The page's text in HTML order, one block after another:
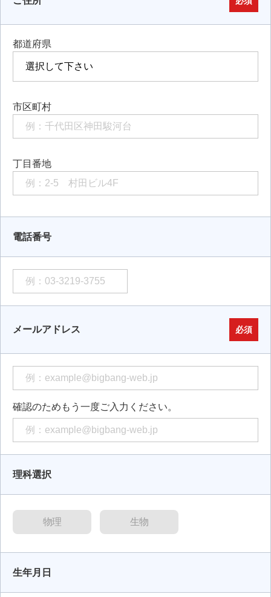
都道府県
市区町村
丁目番地
電話番号
メールアドレス 必須
確認のためもう一度ご入力ください。
理科選択
物理 生物
生年月日